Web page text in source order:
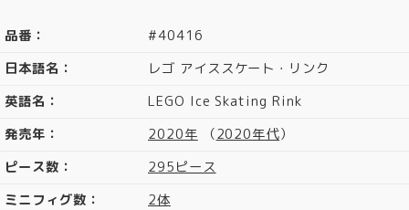
品番：
#40416
日本語名：
レゴ アイススケート・リンク
英語名：
LEGO Ice Skating Rink
発売年：
2020年 （2020年代）
ピース数：
295ピース
ミニフィグ数：
2体